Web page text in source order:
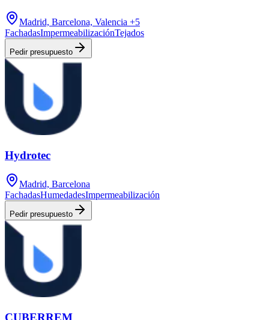
Madrid, Barcelona, Valencia +5
FachadasImpermeabilizaciónTejados
Pedir presupuesto
Hydrotec
Madrid, Barcelona
FachadasHumedadesImpermeabilización
Pedir presupuesto
CUBERREM